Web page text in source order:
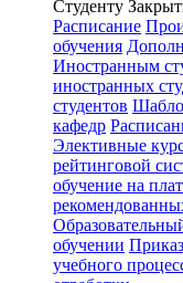
Студенту
Расписание
обучения
Иностранным
иностранных
студентов
кафедр
Элективные
рейтинговой
обучение на
обучении
учебного